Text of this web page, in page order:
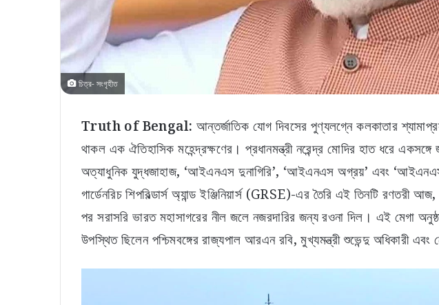
চিত্র- সংগৃহীত
Truth of Bengal: আন্তর্জাতিক যোগ দিবসের পুণ্যলগ্নে কলকাতার
থাকল এক ঐতিহাসিক মহেন্দ্রক্ষণের। প্রধানমন্ত্রী নরেন্দ্র মোদির হাত ধরে
অত্যাধুনিক যুদ্ধজাহাজ, ‘আইএনএস দুনাগিরি’, ‘আইএনএস অগ্রয়’ এবং
গার্ডেনরিচ শিপবিল্ডার্স অ্যান্ড ইঞ্জিনিয়ার্স (GRSE)-এর তৈরি এই তিনটি রণতরী
পর সরাসরি ভারত মহাসাগরের নীল জলে নজরদারির জন্য রওনা দিল। এই মেগা
উপস্থিত ছিলেন পশ্চিমবঙ্গের রাজ্যপাল আরএন রবি, মুখ্যমন্ত্রী শুভেন্দু অধিকারী এবং